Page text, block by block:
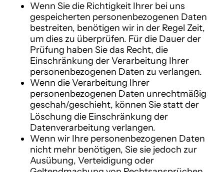
Wenn Sie die Richtigkeit Ihrer bei uns
gespeicherten personenbezogenen Daten
bestreiten, benötigen wir in der Regel Zeit,
um dies zu überprüfen. Für die Dauer der
Prüfung haben Sie das Recht, die
Einschränkung der Verarbeitung Ihrer
personenbezogenen Daten zu verlangen.
Wenn die Verarbeitung Ihrer
personenbezogenen Daten unrechtmäßig
geschah/geschieht, können Sie statt der
Löschung die Einschränkung der
Datenverarbeitung verlangen.
Wenn wir Ihre personenbezogenen Daten
nicht mehr benötigen, Sie sie jedoch zur
Ausübung, Verteidigung oder